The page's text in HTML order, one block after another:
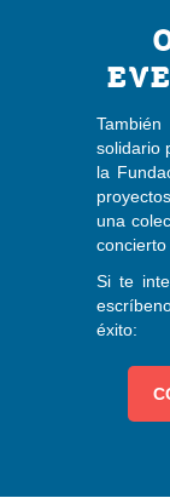
solidario
la
una
Si te
éxito: